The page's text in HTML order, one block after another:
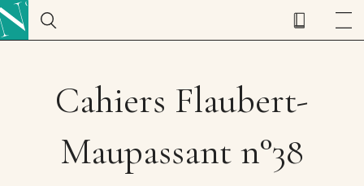
Cahiers Flaubert-
Maupassant n°38